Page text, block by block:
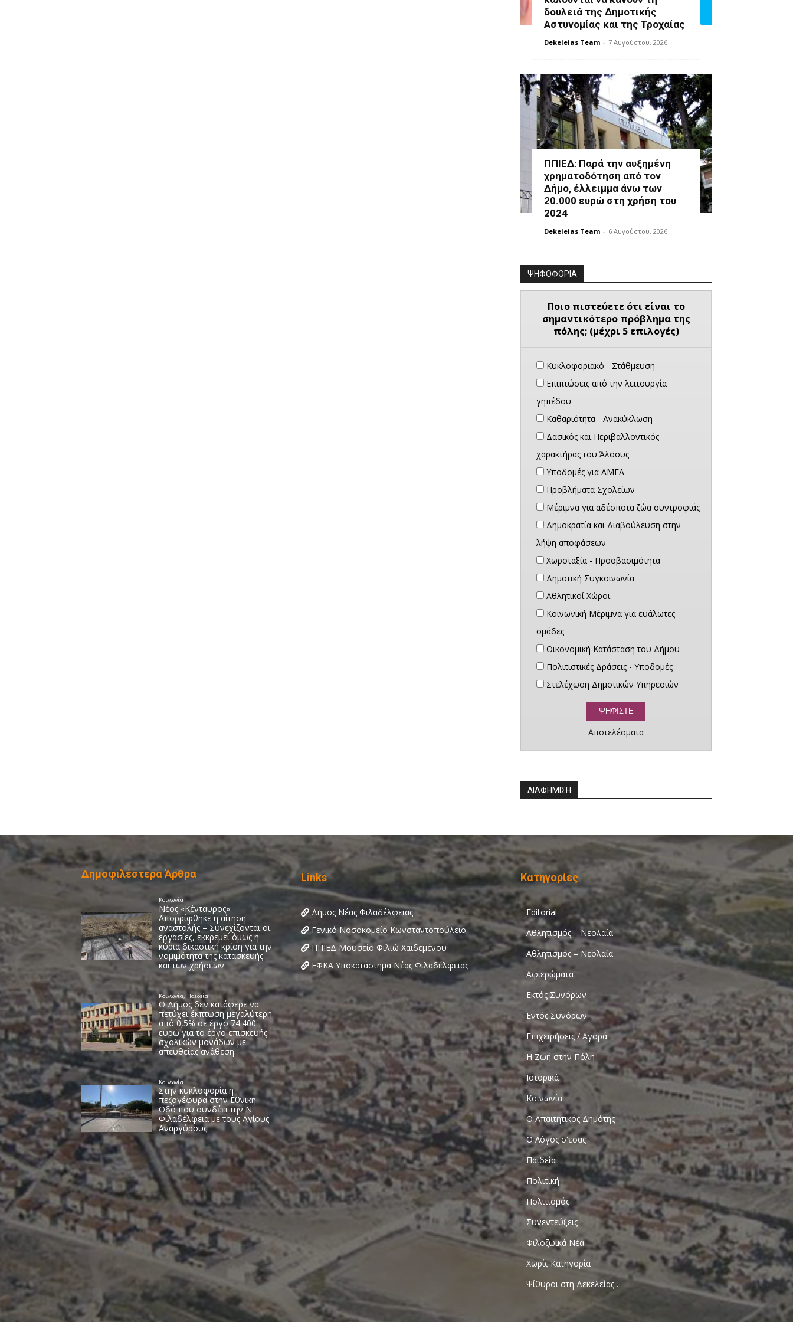
δουλειά της Δημοτικής
Αστυνομίας και της Τροχαίας
Dekeleias Team - 7 Αυγούστου, 2026
ΠΠΙΕΔ: Παρά την αυξημένη
χρηματοδότηση από τον
Δήμο, έλλειμμα άνω των
20.000 ευρώ στη χρήση του
2024
Dekeleias Team - 6 Αυγούστου, 2026
ΨΗΦΟΦΟΡΙΑ
Ποιο πιστεύετε ότι είναι το
σημαντικότερο πρόβλημα της
πόλης; (μέχρι 5 επιλογές)
Κυκλοφοριακό - Στάθμευση
Επιπτώσεις από την λειτουργία
γηπέδου
Καθαριότητα - Ανακύκλωση
Δασικός και Περιβαλλοντικός
χαρακτήρας του Άλσους
Υποδομές για ΑΜΕΑ
Προβλήματα Σχολείων
Μέριμνα για αδέσποτα ζώα συντροφιάς
Δημοκρατία και Διαβούλευση στην
λήψη αποφάσεων
Χωροταξία - Προσβασιμότητα
Δημοτική Συγκοινωνία
Αθλητικοί Χώροι
Κοινωνική Μέριμνα για ευάλωτες
ομάδες
Οικονομική Κατάσταση του Δήμου
Πολιτιστικές Δράσεις - Υποδομές
Στελέχωση Δημοτικών Υπηρεσιών
Αποτελέσματα
ΔΙΑΦΗΜΙΣΗ
Δημοφιλέστερα Άρθρα Links
Δήμος Νέας Φιλαδέλφειας
Γενικό Νοσοκομείο Κωνσταντοπούλειο
ΠΠΙΕΔ Μουσείο Φιλιώ Χαϊδεμένου
ΕΦΚΑ Υποκατάστημα Νέας Φιλαδέλφειας
Κατηγορίες
Editorial
Αθλητισμός – Νεολαία
Αθλητισμός – Νεολαία
Αφιερώματα
Εκτός Συνόρων
Εντός Συνόρων
Επιχειρήσεις / Αγορά
Η Ζωή στην Πόλη
Ιστορικά
Κοινωνία
Ο Απαιτητικός Δημότης
Ο Λόγος σ'εσας
Παιδεία
Πολιτική
Πολιτισμός
Συνεντεύξεις
Φιλοζωικά Νέα
Χωρίς Κατηγορία
Ψίθυροι στη Δεκελείας…